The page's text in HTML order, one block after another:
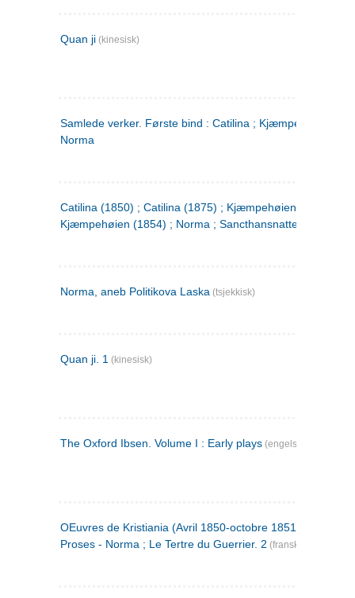
Quan ji (kinesisk)
Samlede verker. Første bind : Catilina ; Kjæmpehøien ;
Norma
Catilina (1850) ; Catilina (1875) ; Kjæmpehøien (1850) ;
Kjæmpehøien (1854) ; Norma ; Sancthansnatten
Norma, aneb Politikova Laska (tsjekkisk)
Quan ji. 1 (kinesisk)
The Oxford Ibsen. Volume I : Early plays (engelsk)
OEuvres de Kristiania (Avril 1850-octobre 1851) : Poèmes
Proses - Norma ; Le Tertre du Guerrier. 2 (fransk)